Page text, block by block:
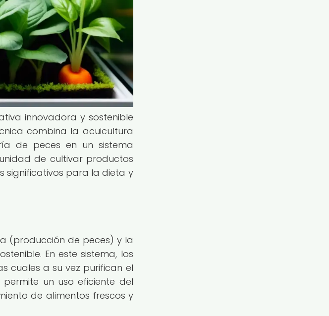
innovadora y sostenible
combina la acuicultura
de peces en un sistema
de cultivar productos
significativos para la dieta y
(producción de peces) y la
En este sistema, los
cuales a su vez purifican el
un uso eficiente del
de alimentos frescos y